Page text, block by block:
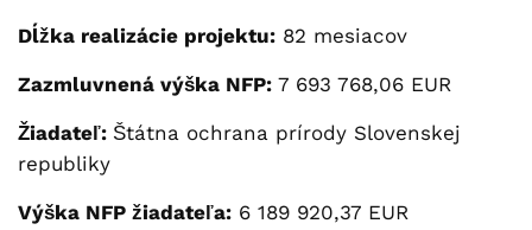
Dĺžka realizácie projektu: 82 mesiacov
Zazmluvnená výška NFP: 7 693 768,06 EUR
Žiadateľ: Štátna ochrana prírody Slovenskej
republiky
Výška NFP žiadateľa: 6 189 920,37 EUR